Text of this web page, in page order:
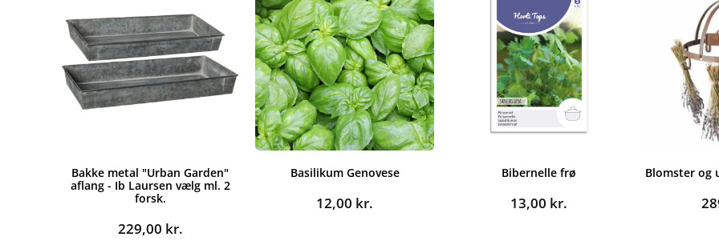
Bakke metal "Urban Garden"
aflang - Ib Laursen vælg ml. 2
forsk.
229,00 kr.
Basilikum Genovese
12,00 kr.
Bibernelle frø
13,00 kr.
Blomster